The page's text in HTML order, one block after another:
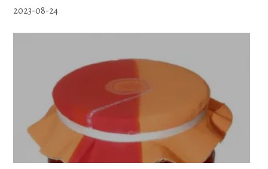
2023-08-24